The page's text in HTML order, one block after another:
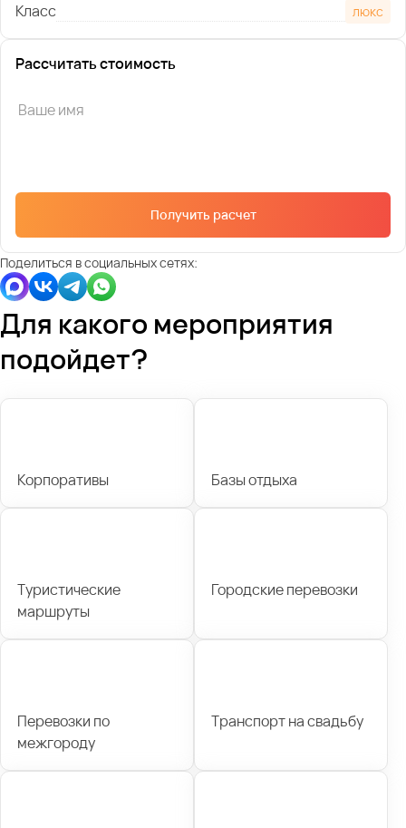
Класс
люкс
Рассчитать стоимость
Получить расчет
Поделиться в социальных сетях:
Для какого мероприятия
подойдет?
Корпоративы Базы отдыха
Туристические
маршруты
Городские перевозки
Перевозки по
межгороду
Транспорт на свадьбу